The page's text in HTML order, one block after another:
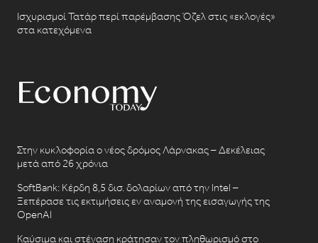
Ισχυρισμοί Τατάρ περί παρέμβασης Όζελ στις «εκλογές»
στα κατεχόμενα
Στην κυκλοφορία ο νέος δρόμος Λάρνακας – Δεκέλειας
μετά από 26 χρόνια
SoftBank: Κέρδη 8,5 δισ. δολαρίων από την Intel –
Ξεπέρασε τις εκτιμήσεις εν αναμονή της εισαγωγής της
OpenAI
Καύσιμα και στέγαση κράτησαν τον πληθωρισμό στο